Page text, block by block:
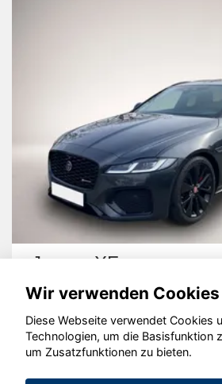
Jaguar XF
© konjunkturmotor.de GmbH
Wir verwenden Cookies
Diese Webseite verwendet Cookies
Technologien, um die Basisfunktion
um Zusatzfunktionen zu bieten.